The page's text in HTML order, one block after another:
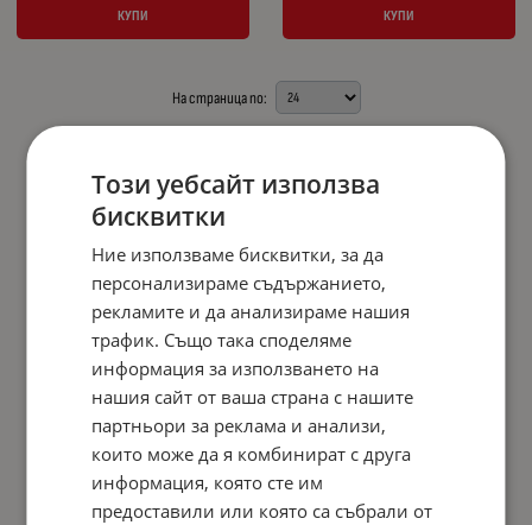
КУПИ КУПИ
На страница по:
Този уебсайт използва
бисквитки
Ние използваме бисквитки, за да
персонализираме съдържанието,
рекламите и да анализираме нашия
трафик. Също така споделяме
информация за използването на
нашия сайт от ваша страна с нашите
партньори за реклама и анализи,
които може да я комбинират с друга
информация, която сте им
предоставили или която са събрали от